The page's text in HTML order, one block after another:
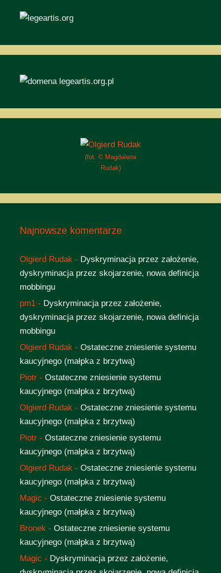
(fot. © Magdalena
Rudak)
Najnowsze komentarze
Olgierd Rudak - Dyskryminacja przez założenie,
dyskryminacja przez skojarzenie, nowa definicja
mobbingu
pm1 - Dyskryminacja przez założenie,
dyskryminacja przez skojarzenie, nowa definicja
mobbingu
Olgierd Rudak - Ostateczne zniesienie systemu
kaucyjnego (małpka z brzytwą)
Piotr - Ostateczne zniesienie systemu
kaucyjnego (małpka z brzytwą)
Olgierd Rudak - Ostateczne zniesienie systemu
kaucyjnego (małpka z brzytwą)
Piotr - Ostateczne zniesienie systemu
kaucyjnego (małpka z brzytwą)
Olgierd Rudak - Ostateczne zniesienie systemu
kaucyjnego (małpka z brzytwą)
Magic - Ostateczne zniesienie systemu
kaucyjnego (małpka z brzytwą)
Bronek - Ostateczne zniesienie systemu
kaucyjnego (małpka z brzytwą)
Magic - Dyskryminacja przez założenie,